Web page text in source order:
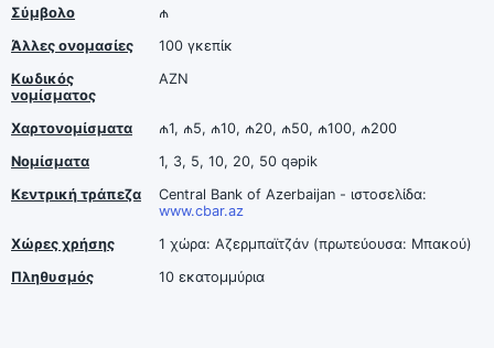
Σύμβολο
₼
Άλλες ονομασίες
100 γκεπίκ
Κωδικός
νομίσματος
AZN
Χαρτονομίσματα
₼1, ₼5, ₼10, ₼20, ₼50, ₼100, ₼200
Νομίσματα
1, 3, 5, 10, 20, 50 qəpik
Κεντρική τράπεζα
Central Bank of Azerbaijan - ιστοσελίδα:
www.cbar.az
Χώρες χρήσης
1 χώρα: Αζερμπαϊτζάν (πρωτεύουσα: Μπακού)
Πληθυσμός
10 εκατομμύρια